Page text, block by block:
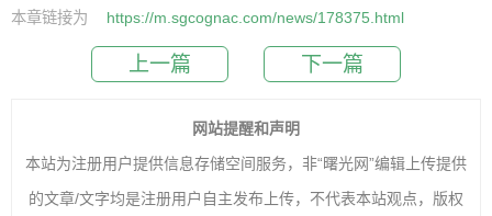
本章链接为 https://m.sgcognac.com/news/178375.html
上一篇 下一篇
网站提醒和声明
本站为注册用户提供信息存储空间服务，非“曙光网”编辑上传提供
的文章/文字均是注册用户自主发布上传，不代表本站观点，版权